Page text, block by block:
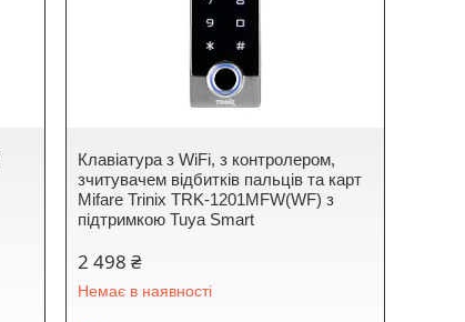
Клавіатура з WiFi, з контролером,
зчитувачем відбитків пальців та карт
Mifare Trinix TRK-1201MFW(WF) з
підтримкою Tuya Smart
2 498 ₴
Немає в наявності